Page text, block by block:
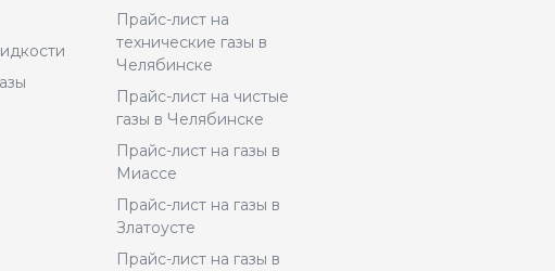
Прайс-лист на
технические газы в
Челябинске
Прайс-лист на чистые
газы в Челябинске
Прайс-лист на газы в
Миассе
Прайс-лист на газы в
Златоусте
Прайс-лист на газы в